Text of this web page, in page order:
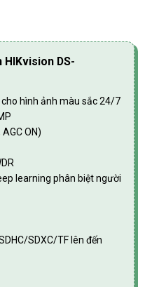
HIKvision DS-
hình ảnh màu sắc 24/7
ON)
learning phân biệt người
SDXC/TF lên đến